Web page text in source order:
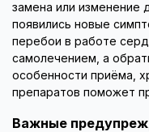
замена или изменение
появились новые
перебои в работе
самолечением, а
особенности приёма,
препаратов поможет
Важные